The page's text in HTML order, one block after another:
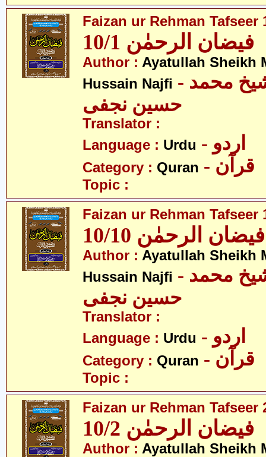
Faizan ur Rehman Tafseer
فیضان الرحمٰن 10/1
Author : Ayatullah Sheikh
Hussain Najfi - آیت اللہ شیخ محمد
حسین نجفی
Translator :
Language : Urdu - اردو
Category : Quran - قرآن
Topic :
Faizan ur Rehman Tafseer
فیضان الرحمٰن 10/10
Author : Ayatullah Sheikh
Hussain Najfi - آیت اللہ شیخ محمد
حسین نجفی
Translator :
Language : Urdu - اردو
Category : Quran - قرآن
Topic :
Faizan ur Rehman Tafseer
فیضان الرحمٰن 10/2
Author : Ayatullah Sheikh